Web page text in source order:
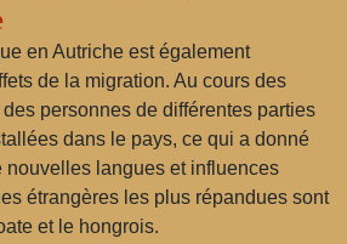
en Autriche est également
de la migration. Au cours des
personnes de différentes parties
dans le pays, ce qui a donné
nouvelles langues et influences
étrangères les plus répandues sont
et le hongrois.